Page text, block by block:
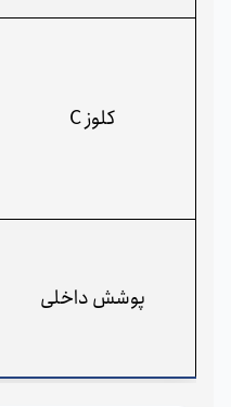
کلوز C
پوشش داخلی